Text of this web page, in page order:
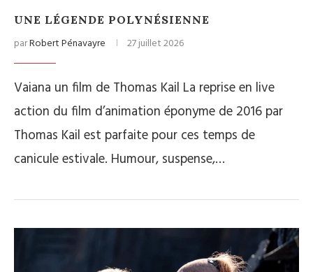
UNE LÉGENDE POLYNÉSIENNE
parRobert Pénavayre 27 juillet 2026
Vaiana un film de Thomas Kail La reprise en live
action du film d’animation éponyme de 2016 par
Thomas Kail est parfaite pour ces temps de
canicule estivale. Humour, suspense,…